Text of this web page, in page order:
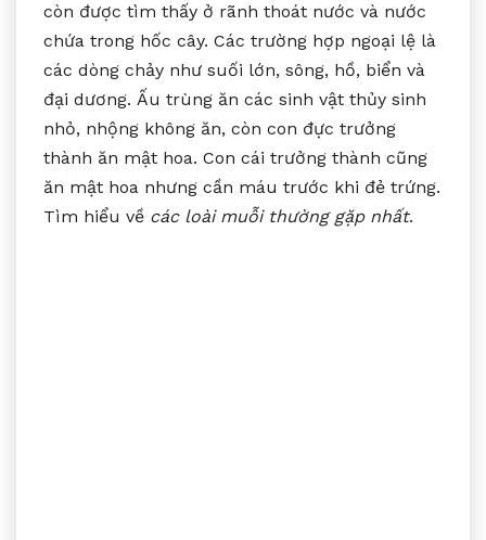
còn được tìm thấy ở rãnh thoát nước và nước
chứa trong hốc cây. Các trường hợp ngoại lệ là
các dòng chảy như suối lớn, sông, hồ, biển và
đại dương. Ấu trùng ăn các sinh vật thủy sinh
nhỏ, nhộng không ăn, còn con đực trưởng
thành ăn mật hoa. Con cái trưởng thành cũng
ăn mật hoa nhưng cần máu trước khi đẻ trứng.
Tìm hiểu về các loài muỗi thường gặp nhất.